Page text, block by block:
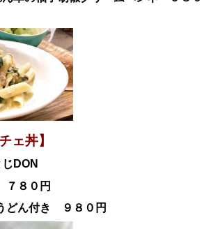
ェ丼】
DON
７８０円
どん付き ９８０円